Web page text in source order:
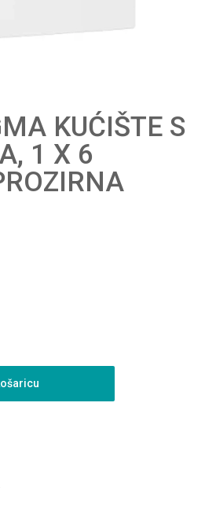
KUĆIŠTE S
1 X 6